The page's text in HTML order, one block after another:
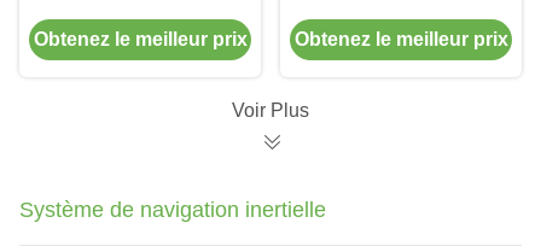
dérive de compas
gyroscopique de fibre
Obtenez le meilleur prix
simple de fibre d'axe,
compas
Obtenez le meilleur prix
Voir Plus
Système de navigation inertielle